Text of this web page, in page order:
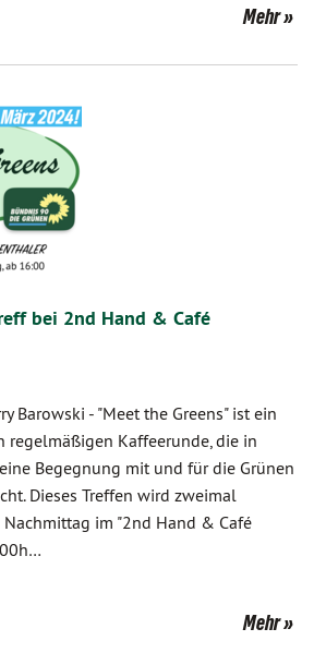
Mehr
bei 2nd Hand & Café
Barowski - "Meet the Greens" ist ein
regelmäßigen Kaffeerunde, die in
Begegnung mit und für die Grünen
Dieses Treffen wird zweimal
im "2nd Hand & Café
Mehr